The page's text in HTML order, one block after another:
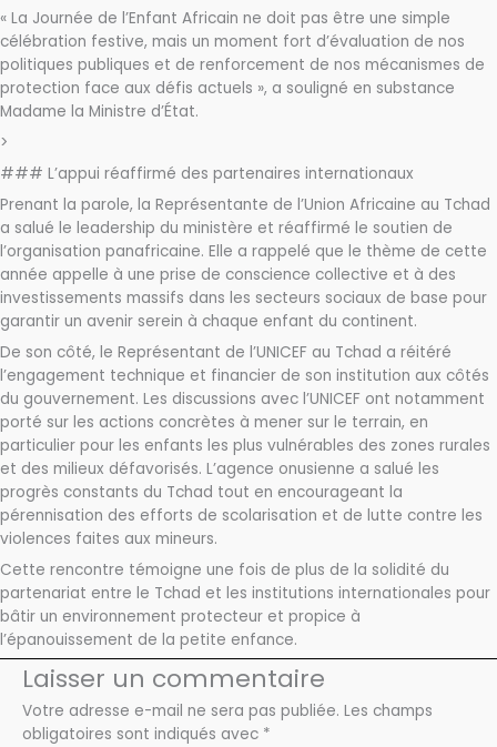
« La Journée de l’Enfant Africain ne doit pas être une simple
célébration festive, mais un moment fort d’évaluation de nos
politiques publiques et de renforcement de nos mécanismes de
protection face aux défis actuels », a souligné en substance
Madame la Ministre d’État.
>
### L’appui réaffirmé des partenaires internationaux
Prenant la parole, la Représentante de l’Union Africaine au Tchad
a salué le leadership du ministère et réaffirmé le soutien de
l’organisation panafricaine. Elle a rappelé que le thème de cette
année appelle à une prise de conscience collective et à des
investissements massifs dans les secteurs sociaux de base pour
garantir un avenir serein à chaque enfant du continent.
De son côté, le Représentant de l’UNICEF au Tchad a réitéré
l’engagement technique et financier de son institution aux côtés
du gouvernement. Les discussions avec l’UNICEF ont notamment
porté sur les actions concrètes à mener sur le terrain, en
particulier pour les enfants les plus vulnérables des zones rurales
et des milieux défavorisés. L’agence onusienne a salué les
progrès constants du Tchad tout en encourageant la
pérennisation des efforts de scolarisation et de lutte contre les
violences faites aux mineurs.
Cette rencontre témoigne une fois de plus de la solidité du
partenariat entre le Tchad et les institutions internationales pour
bâtir un environnement protecteur et propice à
l’épanouissement de la petite enfance.
Laisser un commentaire
Votre adresse e-mail ne sera pas publiée. Les champs
obligatoires sont indiqués avec *